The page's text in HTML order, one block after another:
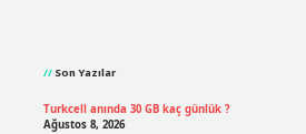
Son Yazılar
Turkcell anında 30 GB kaç günlük ?
Ağustos 8, 2026